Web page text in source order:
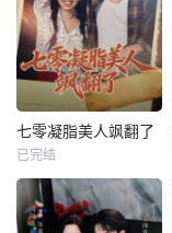
七零凝脂美人飒翻了
已完结